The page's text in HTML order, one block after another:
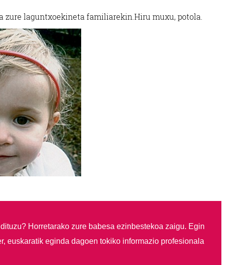
zure laguntxoekineta familiarekin. Hiru muxu, potola.
Horretarako zure babesa ezinbestekoa zaigu. Egin
euskaratik eginda dagoen tokiko informazio profesionala